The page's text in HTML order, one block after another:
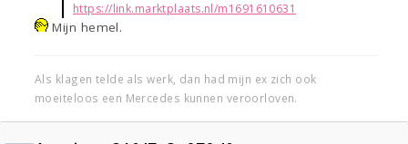
https://link.marktplaats.nl/m1691610631
Mijn hemel.
Als klagen telde als werk, dan had mijn ex zich ook
moeiteloos een Mercedes kunnen veroorloven.